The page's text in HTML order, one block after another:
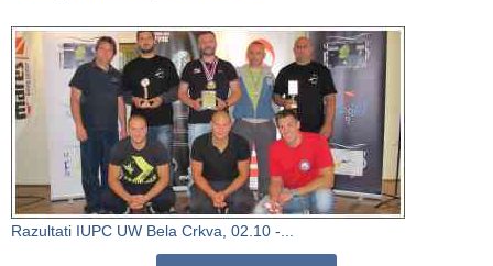
Razultati IUPC UW Bela Crkva, 02.10 -...